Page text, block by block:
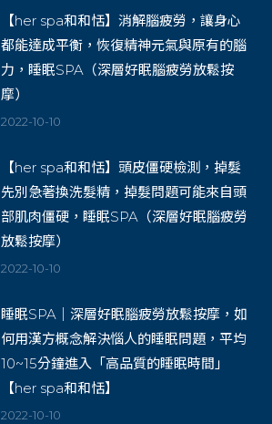
【her spa和和恬】消解腦疲勞，讓身心
都能達成平衡，恢復精神元氣與原有的腦
力，睡眠SPA（深層好眠腦疲勞放鬆按
摩）
2022-10-10
【her spa和和恬】頭皮僵硬檢測，掉髮
先別急著換洗髮精，掉髮問題可能來自頭
部肌肉僵硬，睡眠SPA（深層好眠腦疲勞
放鬆按摩）
2022-10-10
睡眠SPA｜深層好眠腦疲勞放鬆按摩，如
何用漢方概念解決惱人的睡眠問題，平均
10~15分鐘進入「高品質的睡眠時間」
【her spa和和恬】
2022-10-10